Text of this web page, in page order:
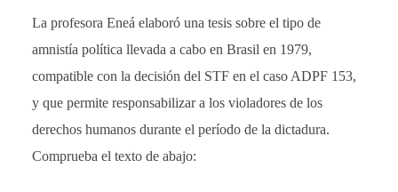
La profesora Eneá elaboró una tesis sobre el tipo de
amnistía política llevada a cabo en Brasil en 1979,
compatible con la decisión del STF en el caso ADPF 153,
y que permite responsabilizar a los violadores de los
derechos humanos durante el período de la dictadura.
Comprueba el texto de abajo: